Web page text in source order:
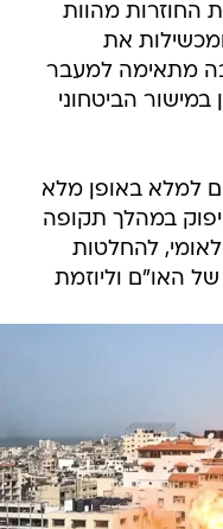
החוזרות מהוות
את
מתאימה למעבר
הביטחוני
למלא באופן מלא
במהלך תקופה
להחלטות
האו"ם וליוזמת